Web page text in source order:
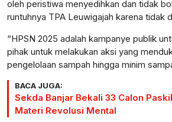
oleh peristiwa menyedihkan dan tidak
runtuhnya TPA Leuwigajah karena tidak
“HPSN 2025 adalah kampanye publik
pihak untuk melakukan aksi yang
pengelolaan sampah hingga minim
BACA JUGA:
Sekda Banjar Bekali 33 Calon
Materi Revolusi Mental